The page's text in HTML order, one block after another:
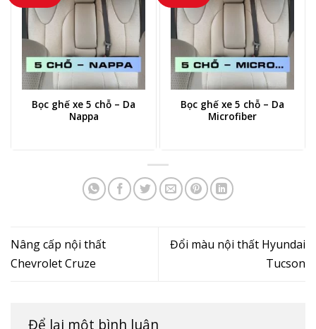
Bọc ghế xe 5 chỗ – Da
Nappa
Bọc ghế xe 5 chỗ – Da
Microfiber
Nâng cấp nội thất
Chevrolet Cruze
Đổi màu nội thất Hyundai
Tucson
Để lại một bình luận